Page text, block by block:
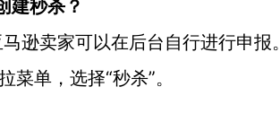
建秒杀？
逊卖家可以在后台自行进行申报。
菜单，选择“秒杀”。